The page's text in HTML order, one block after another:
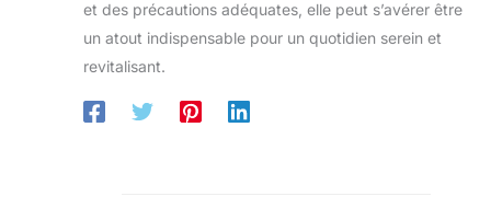
et des précautions adéquates, elle peut s’avérer être
un atout indispensable pour un quotidien serein et
revitalisant.